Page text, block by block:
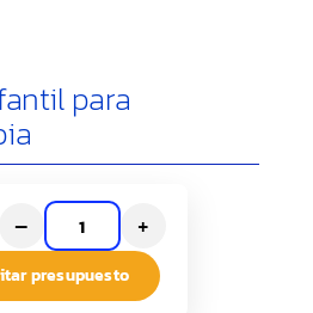
para
– +
presupuesto